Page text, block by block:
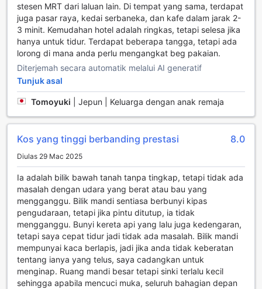
Euston Square Hotel menawarkan kemudahan bilik yang
dirancang untuk memastikan keselesaan dan kepuasan
setiap tetamu. Setiap bilik dilengkapi dengan penghawa
dingin yang membolehkan anda mengawal suhu bilik
mengikut keselesaan anda. Untuk menyegarkan diri
selepas seharian menjelajahi London, tersedia pengering
rambut dan pelbagai kemudahan mandian lengkap dengan
toiletries berkualiti tinggi. Anda juga dapat menikmati
hiburan tanpa henti dengan televisyen yang dilengkapi
dengan saluran satelit dan kabel, menjadikan setiap malam
Selain itu, bilik-bilik di Euston Square Hotel juga
menyediakan ruang tamu yang berasingan, memberikan
lebih banyak privasi dan keselesaan untuk bersantai.
Nikmati secawan kopi atau teh percuma dari pembuat kopi
dan teh yang disediakan, dan jangan lupa untuk
memanfaatkan tirai gelap yang memastikan suasana
tenang dan nyaman untuk tidur yang nyenyak. Dengan
linen dan tuala yang bersih dan segar, setiap aspek bilik
direka untuk memberikan pengalaman menginap yang
memuaskan dan tidak dapat dilupakan.
Kemudahan Makan di Euston Square Hotel
stesen MRT dari laluan lain. Di tempat yang sama, terdapat
juga pasar raya, kedai serbaneka, dan kafe dalam jarak 2-
3 minit. Kemudahan hotel adalah ringkas, tetapi selesa jika
hanya untuk tidur. Terdapat beberapa tangga, tetapi ada
lorong di mana anda perlu mengangkat beg pakaian.
Diterjemah secara automatik melalui AI generatif
Tunjuk asal
Tomoyuki Jepun | Keluarga dengan anak remaja
Kos yang tinggi berbanding prestasi 8.0
Diulas 29 Mac 2025
Ia adalah bilik bawah tanah tanpa tingkap, tetapi tidak ada
masalah dengan udara yang berat atau bau yang
mengganggu. Bilik mandi sentiasa berbunyi kipas
pengudaraan, tetapi jika pintu ditutup, ia tidak
mengganggu. Bunyi kereta api yang lalu juga kedengaran,
tetapi saya cepat tidur jadi tidak ada masalah. Bilik mandi
mempunyai kaca berlapis, jadi jika anda tidak keberatan
tentang ianya yang telus, saya cadangkan untuk
menginap. Ruang mandi besar tetapi sinki terlalu kecil
sehingga apabila mencuci muka, seluruh bahagian depan